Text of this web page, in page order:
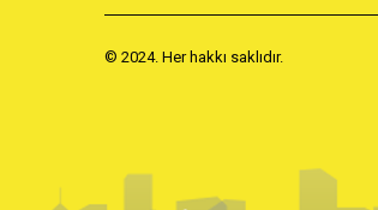
© 2024. Her hakkı saklıdır.